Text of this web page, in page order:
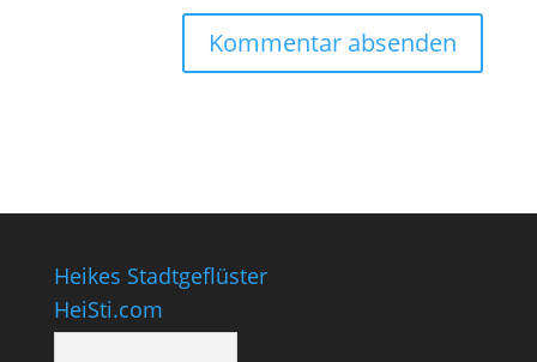
Heikes Stadtgeflüster
HeiSti.com